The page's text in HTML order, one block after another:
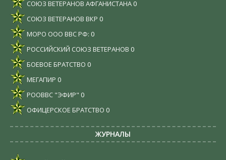
СОЮЗ ВЕТЕРАНОВ АФГАНИСТАНА 0
СОЮЗ ВЕТЕРАНОВ ВКР 0
МОРО ООО ВВС РФ: 0
РОССИЙСКИЙ СОЮЗ ВЕТЕРАНОВ 0
БОЕВОЕ БРАТСТВО 0
МЕГАПИР 0
РООВВС "ЭФИР" 0
ОФИЦЕРСКОЕ БРАТСТВО 0
ЖУРНАЛЫ